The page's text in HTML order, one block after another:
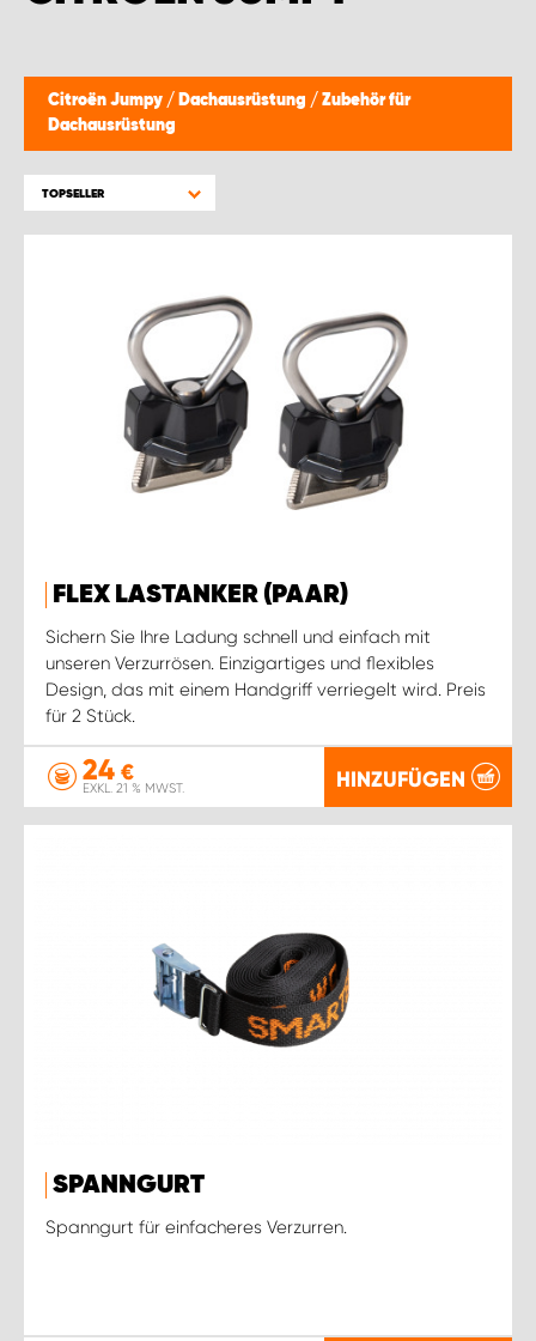
Citroën Jumpy / Dachausrüstung / Zubehör für
Dachausrüstung
TOPSELLER
FLEX LASTANKER (PAAR)
Sichern Sie Ihre Ladung schnell und einfach mit
unseren Verzurrösen. Einzigartiges und flexibles
Design, das mit einem Handgriff verriegelt wird. Preis
für 2 Stück.
24 €
EXKL. 21 % MWST. HINZUFÜGEN
SPANNGURT
Spanngurt für einfacheres Verzurren.
WORK SYSTEM BRÜSSEL
WORK SYSTEM LIMBURG-KEMPEN
WORK SYSTEM WORK SYSTEM BRÜGGE